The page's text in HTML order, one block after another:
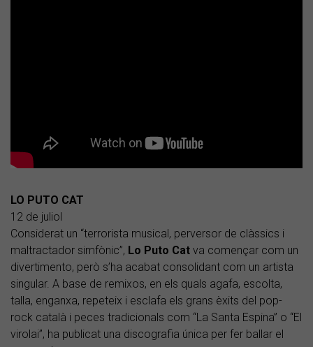
LO PUTO CAT
12 de juliol
Considerat un “terrorista musical, perversor de clàssics i
maltractador simfònic”, Lo Puto Cat va començar com un
divertimento, però s’ha acabat consolidant com un artista
singular. A base de remixos, en els quals agafa, escolta,
talla, enganxa, repeteix i esclafa els grans èxits del pop-
rock català i peces tradicionals com “La Santa Espina” o “El
virolai”, ha publicat una discografia única per fer ballar el